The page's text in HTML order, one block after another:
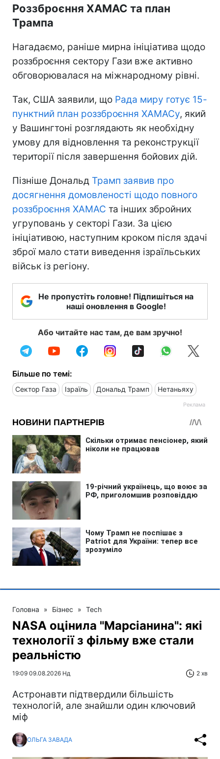
Роззброєння ХАМАС та план
Трампа
Нагадаємо, раніше мирна ініціатива щодо
роззброєння сектору Гази вже активно
обговорювалася на міжнародному рівні.
Так, США заявили, що Рада миру готує 15-
пунктний план роззброєння ХАМАСу, який
у Вашингтоні розглядають як необхідну
умову для відновлення та реконструкції
території після завершення бойових дій.
Пізніше Дональд Трамп заявив про
досягнення домовленості щодо повного
роззброєння ХАМАС та інших збройних
угруповань у секторі Гази. За цією
ініціативою, наступним кроком після здачі
зброї мало стати виведення ізраїльських
військ із регіону.
Не пропустіть головне! Підпишіться на
наші оновлення в Google!
Або читайте нас там, де вам зручно!
Більше по темі:
Сектор Газа Ізраїль Дональд Трамп Нетаньяху
Головна » Бізнес » Tech
NASA оцінила "Марсіанина": які
технології з фільму вже стали
реальністю
19:09 09.08.2026 Нд 2 хв
Астронавти підтвердили більшість
технологій, але знайшли один ключовий
міф
ОЛЬГА ЗАВАДА